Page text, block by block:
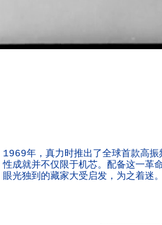
1969年，真力时推出了全球首款高
性成就并不仅限于机芯。配备这一革
眼光独到的藏家大受启发，为之着迷。